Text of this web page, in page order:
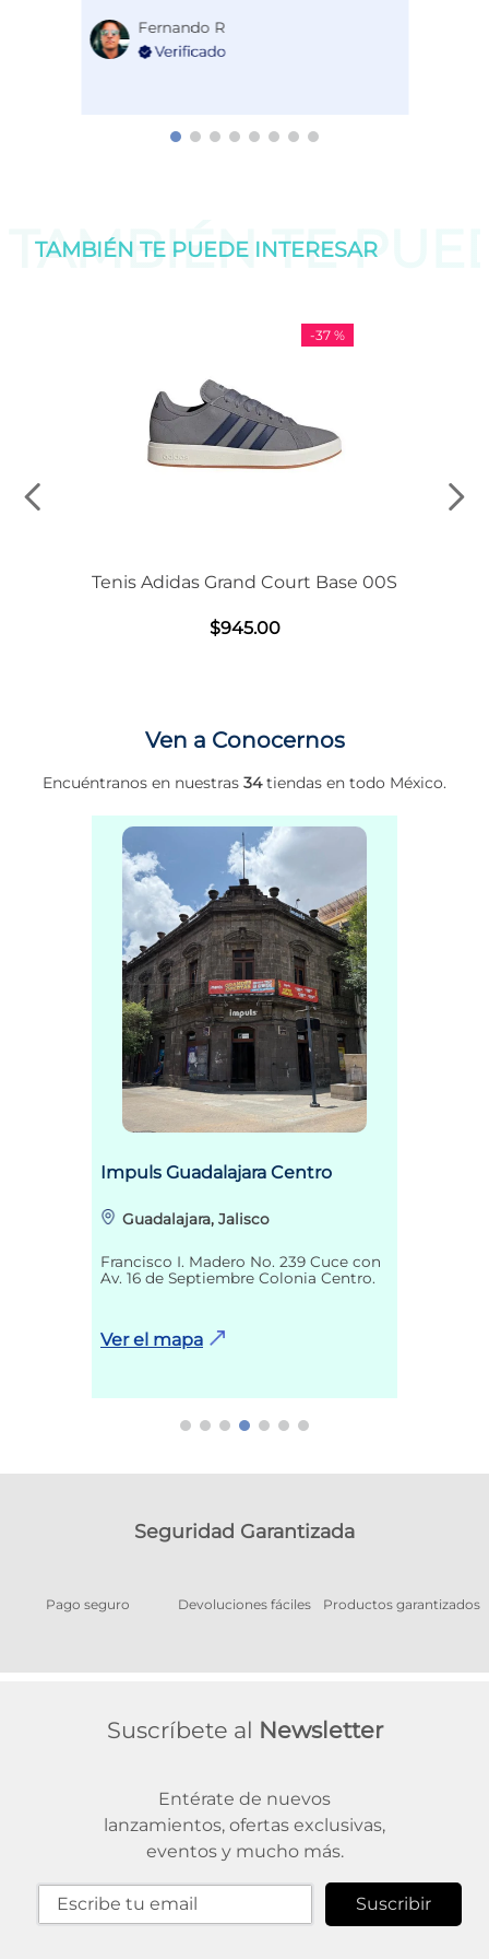
Fernando R
TAMBIÉN TE
TAMBIÉN TE PUEDE INTERESAR
-37 %
Tenis Adidas Grand Court Base 00S
$945.00
Ven a Conocernos
Encuéntranos en nuestras 34tiendas en todo México.
Impuls Guadalajara Centro
Guadalajara, Jalisco
Francisco I. Madero No. 239 Cuce con
Av. 16 de Septiembre Colonia Centro.
Ver el mapa
Seguridad Garantizada
Pago seguro Devoluciones fáciles Productos garantizados
Suscríbete al Newsletter
Entérate de nuevos
lanzamientos, ofertas exclusivas,
eventos y mucho más.
Suscribir